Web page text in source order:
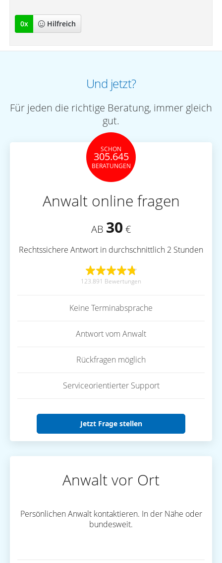
0x Hilfreich
Und jetzt?
Für jeden die richtige Beratung, immer gleich
gut.
SCHON
305.645
BERATUNGEN
Anwalt online fragen
AB 30 €
Rechtssichere Antwort in durchschnittlich 2 Stunden
123.891 Bewertungen
Keine Terminabsprache
Antwort vom Anwalt
Rückfragen möglich
Serviceorientierter Support
Jetzt Frage stellen
Anwalt vor Ort
Persönlichen Anwalt kontaktieren. In der Nähe oder
bundesweit.